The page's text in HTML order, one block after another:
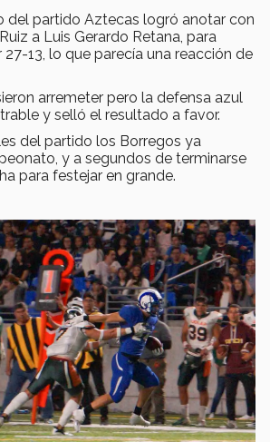
del partido Aztecas logró anotar con
a Luis Gerardo Retana, para
13, lo que parecía una reacción de
arremeter pero la defensa azul
y selló el resultado a favor.
del partido los Borregos ya
y a segundos de terminarse
para festejar en grande.